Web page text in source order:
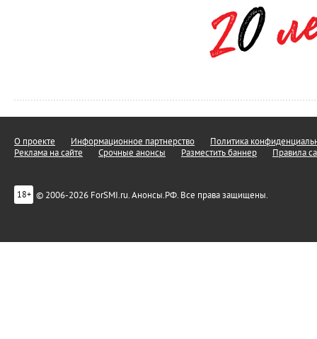
О проекте Информационное партнерство
Политика
Реклама на сайте
Срочные анонсы Разместить баннер Правила
18+ © 2006-2026 ForSMI.ru. Анонсы.РФ. Все права защищены.